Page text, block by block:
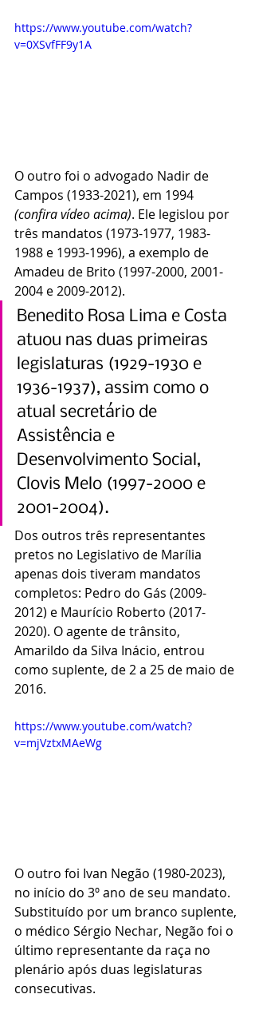
https://www.youtube.com/watch?
v=0XSvfFF9y1A
O outro foi o advogado Nadir de
Campos (1933-2021), em 1994
(confira vídeo acima). Ele legislou por
três mandatos (1973-1977, 1983-
1988 e 1993-1996), a exemplo de
Amadeu de Brito (1997-2000, 2001-
2004 e 2009-2012).
Benedito Rosa Lima e Costa
atuou nas duas primeiras
legislaturas (1929-1930 e
1936-1937), assim como o
atual secretário de
Assistência e
Desenvolvimento Social,
Clovis Melo (1997-2000 e
2001-2004).
Dos outros três representantes
pretos no Legislativo de Marília
apenas dois tiveram mandatos
completos: Pedro do Gás (2009-
2012) e Maurício Roberto (2017-
2020). O agente de trânsito,
Amarildo da Silva Inácio, entrou
como suplente, de 2 a 25 de maio de
2016.
https://www.youtube.com/watch?
v=mjVztxMAeWg
O outro foi Ivan Negão (1980-2023),
no início do 3º ano de seu mandato.
Substituído por um branco suplente,
o médico Sérgio Nechar, Negão foi o
último representante da raça no
plenário após duas legislaturas
consecutivas.